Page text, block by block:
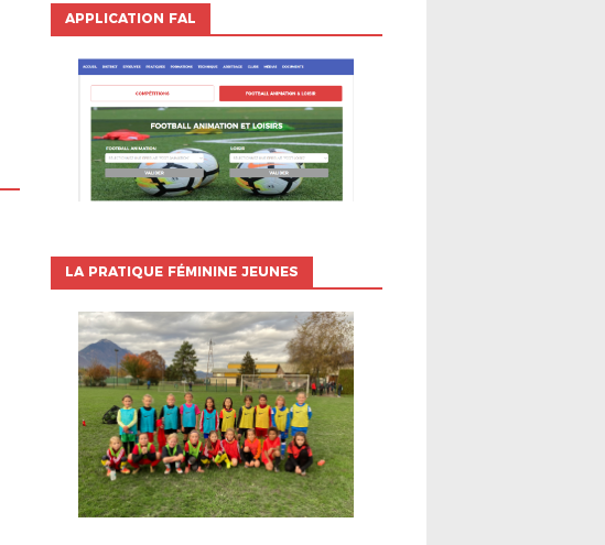
APPLICATION FAL
LA PRATIQUE FÉMININE JEUNES